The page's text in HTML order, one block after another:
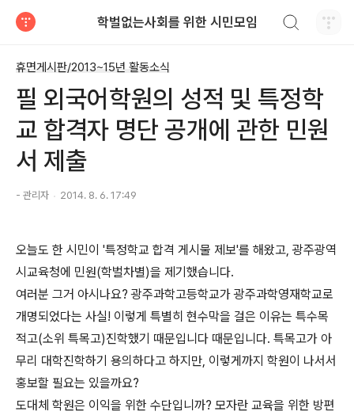
학벌없는사회를 위한 시민모임
휴면게시판/2013~15년 활동소식
필 외국어학원의 성적 및 특정학
교 합격자 명단 공개에 관한 민원
서 제출
- 관리자 2014. 8. 6. 17:49
오늘도 한 시민이 '특정학교 합격 게시물 제보'를 해왔고, 광주광역
시교육청에 민원(학벌차별)을 제기했습니다.
여러분 그거 아시나요? 광주과학고등학교가 광주과학영재학교로
개명되었다는 사실! 이렇게 특별히 현수막을 걸은 이유는 특수목
적고(소위 특목고)진학했기 때문입니다 때문입니다. 특목고가 아
무리 대학진학하기 용의하다고 하지만, 이렇게까지 학원이 나서서
홍보할 필요는 있을까요?
도대체 학원은 이익을 위한 수단입니까? 모자란 교육을 위한 방편